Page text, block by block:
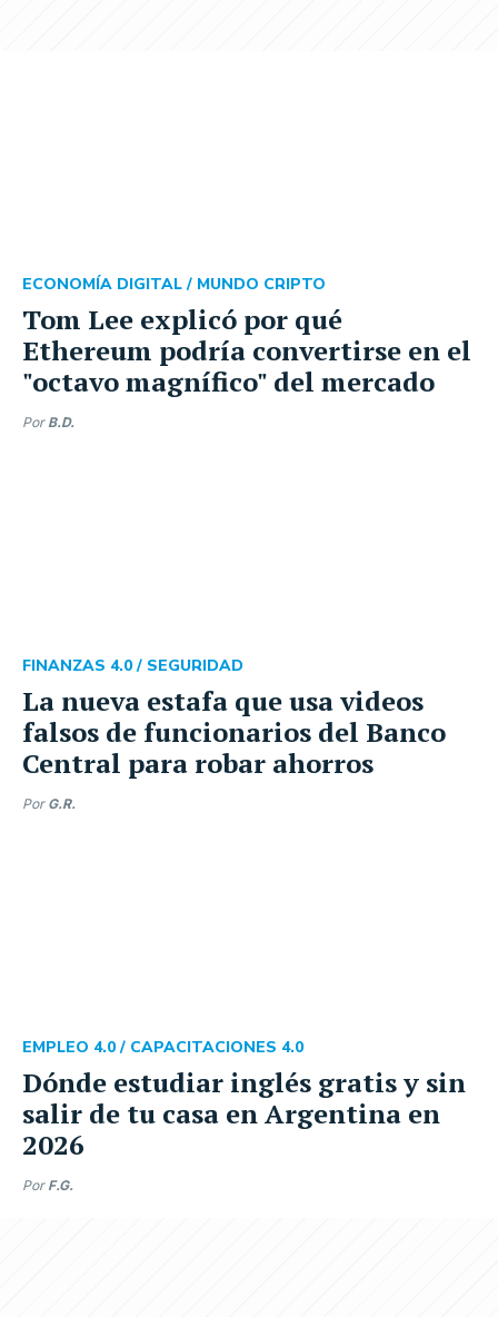
Tom Lee explicó por qué
Ethereum podría convertirse en el
"octavo magnífico" del mercado
ECONOMÍA DIGITAL / MUNDO CRIPTO
Por B.D.
La nueva estafa que usa videos
falsos de funcionarios del Banco
Central para robar ahorros
FINANZAS 4.0 / SEGURIDAD
Por G.R.
Dónde estudiar inglés gratis y sin
salir de tu casa en Argentina en
2026
EMPLEO 4.0 / CAPACITACIONES 4.0
Por F.G.